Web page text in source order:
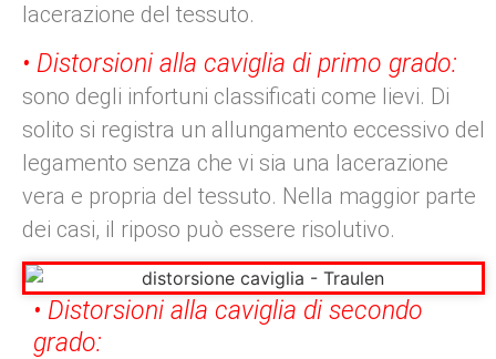
lacerazione del tessuto.
• Distorsioni alla caviglia di primo grado:
sono degli infortuni classificati come lievi. Di
solito si registra un allungamento eccessivo del
legamento senza che vi sia una lacerazione
vera e propria del tessuto. Nella maggior parte
dei casi, il riposo può essere risolutivo.
• Distorsioni alla caviglia di secondo
grado: